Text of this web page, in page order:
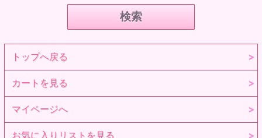
トップへ戻る
カートを見る
マイページへ
お気に入りリストを見る